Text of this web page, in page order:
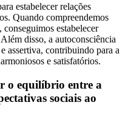
estabelecer relações
Quando compreendemos
conseguimos estabelecer
disso, a autoconsciência
assertiva, contribuindo para a
e satisfatórios.
o equilíbrio entre a
sociais ao